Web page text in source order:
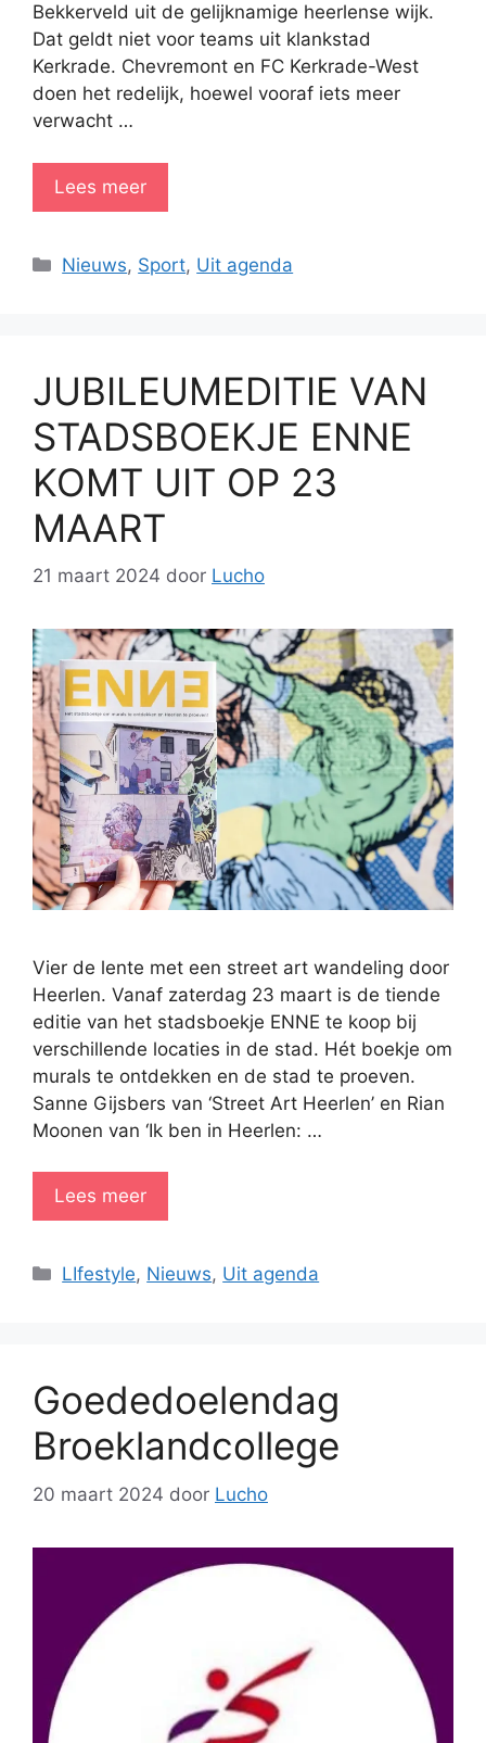
Bekkerveld uit de gelijknamige heerlense wijk.
Dat geldt niet voor teams uit klankstad
Kerkrade. Chevremont en FC Kerkrade-West
doen het redelijk, hoewel vooraf iets meer
verwacht …
Lees meer
Categorieën
Nieuws, Sport, Uit agenda
JUBILEUMEDITIE VAN
STADSBOEKJE ENNE
KOMT UIT OP 23
MAART
21 maart 2024 door Lucho
Vier de lente met een street art wandeling door
Heerlen. Vanaf zaterdag 23 maart is de tiende
editie van het stadsboekje ENNE te koop bij
verschillende locaties in de stad. Hét boekje om
murals te ontdekken en de stad te proeven.
Sanne Gijsbers van ‘Street Art Heerlen’ en Rian
Moonen van ‘Ik ben in Heerlen: …
Lees meer
Categorieën
LIfestyle, Nieuws, Uit agenda
Goededoelendag
Broeklandcollege
20 maart 2024 door Lucho